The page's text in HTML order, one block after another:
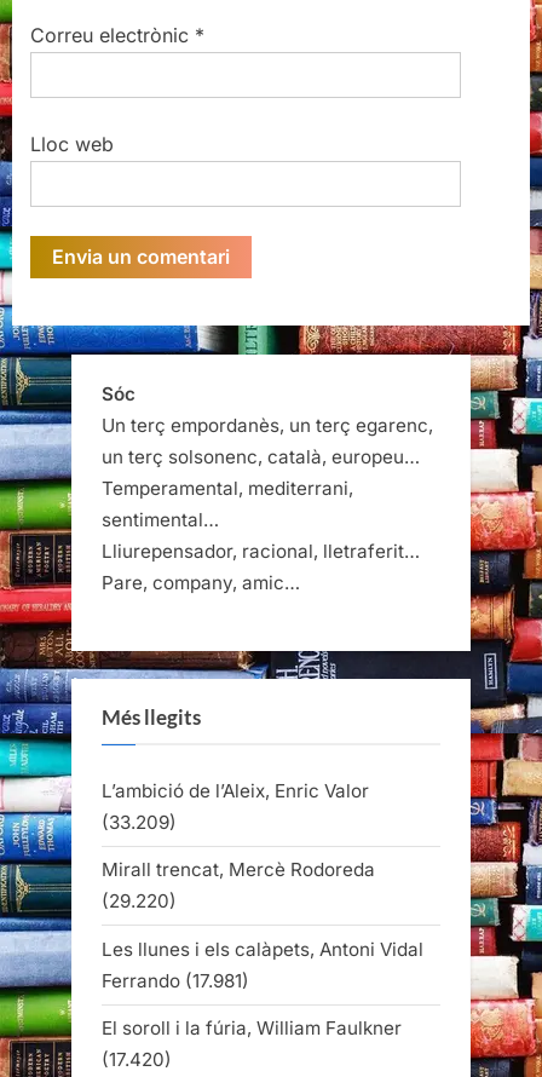
Correu electrònic *
Lloc web
Sóc
Un terç empordanès, un terç egarenc,
un terç solsonenc, català, europeu…
Temperamental, mediterrani,
sentimental…
Lliurepensador, racional, lletraferit…
Pare, company, amic…
Més llegits
L’ambició de l’Aleix, Enric Valor
(33.209)
Mirall trencat, Mercè Rodoreda
(29.220)
Les llunes i els calàpets, Antoni Vidal
Ferrando (17.981)
El soroll i la fúria, William Faulkner
(17.420)